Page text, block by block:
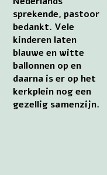
sprekende, pastoor
bedankt. Vele
kinderen laten
blauwe en witte
ballonnen op en
daarna is er op het
kerkplein nog een
gezellig samenzijn.